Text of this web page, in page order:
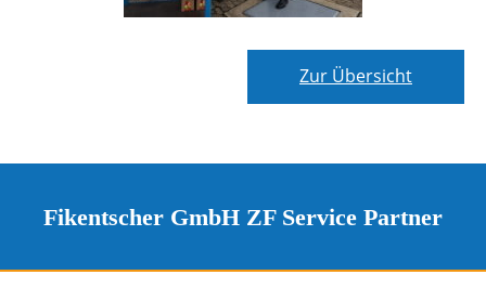
Zur Übersicht
Fikentscher GmbH ZF Service Partner